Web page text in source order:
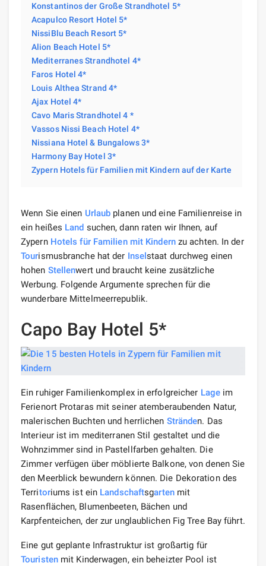
Konstantinos der Große Strandhotel 5*
Acapulco Resort Hotel 5*
NissiBlu Beach Resort 5*
Alion Beach Hotel 5*
Mediterranes Strandhotel 4*
Faros Hotel 4*
Louis Althea Strand 4*
Ajax Hotel 4*
Cavo Maris Strandhotel 4 *
Vassos Nissi Beach Hotel 4*
Nissiana Hotel & Bungalows 3*
Harmony Bay Hotel 3*
Zypern Hotels für Familien mit Kindern auf der Karte
Wenn Sie einen Urlaub planen und eine Familienreise in
ein heißes Land suchen, dann raten wir Ihnen, auf
Zypern Hotels für Familien mit Kindernzu achten. In der
Tourismusbranche hat der Inselstaat durchweg einen
hohen Stellenwert und braucht keine zusätzliche
Werbung. Folgende Argumente sprechen für die
wunderbare Mittelmeerrepublik.
Capo Bay Hotel 5*
Ein ruhiger Familienkomplex in erfolgreicher Lageim
Ferienort Protaras mit seiner atemberaubenden Natur,
malerischen Buchten und herrlichen Stränden. Das
Interieur ist im mediterranen Stil gestaltet und die
Wohnzimmer sind in Pastellfarben gehalten. Die
Zimmer verfügen über möblierte Balkone, von denen Sie
den Meerblick bewundern können. Die Dekoration des
Territoriums ist ein Landschaftsgartenmit
Rasenflächen, Blumenbeeten, Bächen und
Karpfenteichen, der zur unglaublichen Fig Tree Bay führt.
Eine gut geplante Infrastruktur ist großartig für
Touristenmit Kinderwagen, ein beheizter Pool ist